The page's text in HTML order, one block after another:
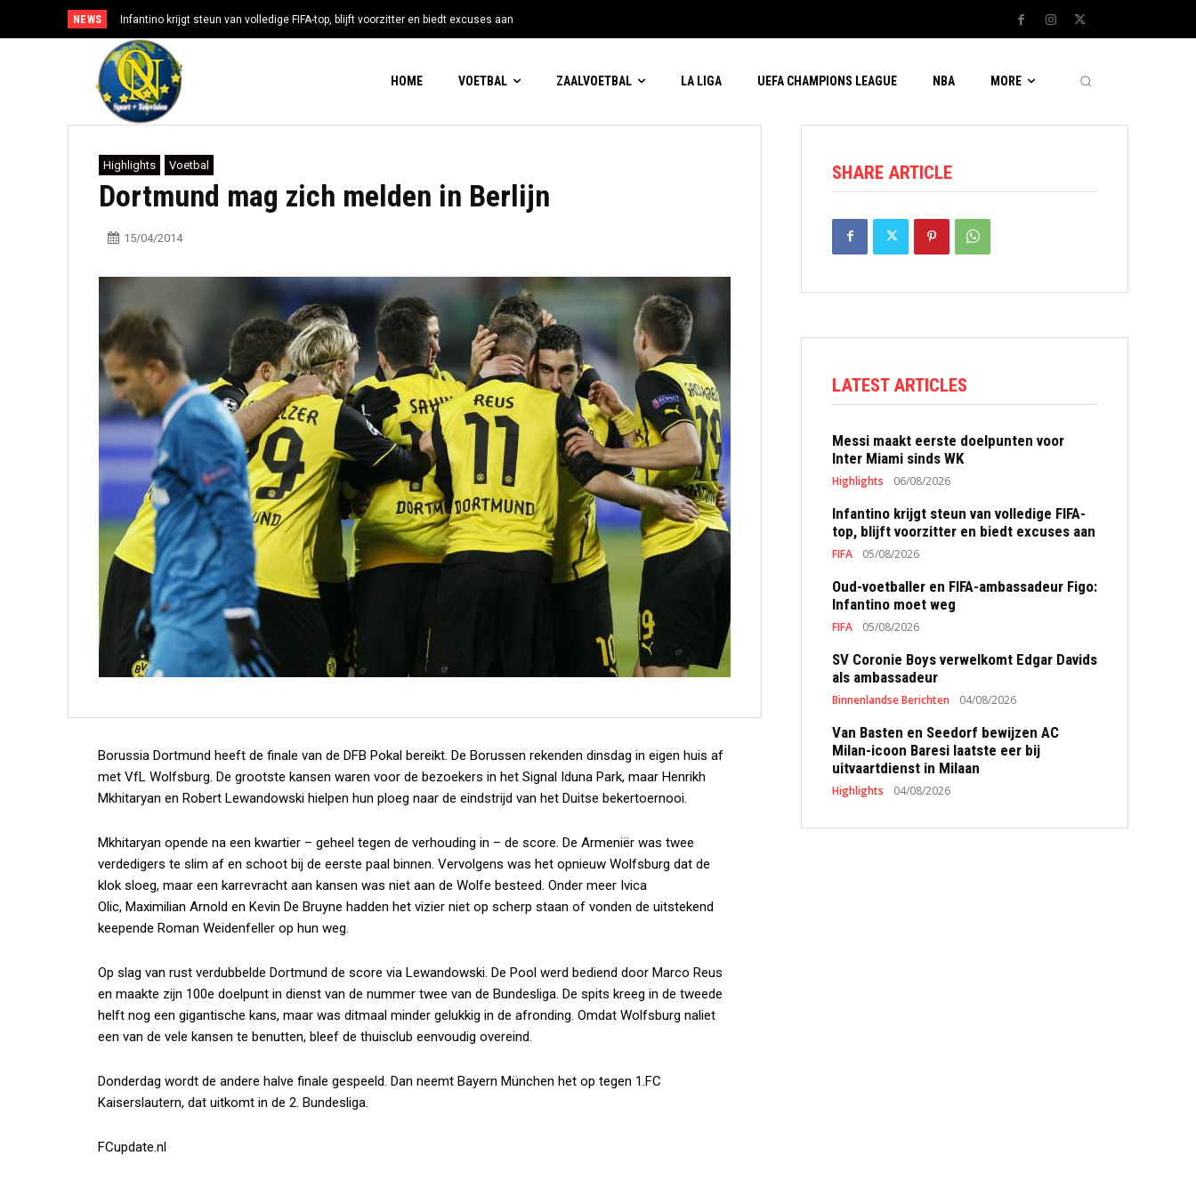
NEWS Infantino krijgt steun van volledige FIFA-top, blijft voorzitter en biedt excuses aan
HOME VOETBAL ZAALVOETBAL LA LIGA UEFA CHAMPIONS LEAGUE NBA MORE
Highlights Voetbal
Dortmund mag zich melden in Berlijn
15/04/2014
Borussia Dortmund heeft de finale van de DFB Pokal bereikt. De Borussen rekenden dinsdag in eigen huis af
met VfL Wolfsburg. De grootste kansen waren voor de bezoekers in het Signal Iduna Park, maar Henrikh
Mkhitaryan en Robert Lewandowski hielpen hun ploeg naar de eindstrijd van het Duitse bekertoernooi.
Mkhitaryan opende na een kwartier – geheel tegen de verhouding in – de score. De Armeniër was twee
verdedigers te slim af en schoot bij de eerste paal binnen. Vervolgens was het opnieuw Wolfsburg dat de
klok sloeg, maar een karrevracht aan kansen was niet aan de Wolfe besteed. Onder meer Ivica
Olic, Maximilian Arnold en Kevin De Bruyne hadden het vizier niet op scherp staan of vonden de uitstekend
keepende Roman Weidenfeller op hun weg.
Op slag van rust verdubbelde Dortmund de score via Lewandowski. De Pool werd bediend door Marco Reus
en maakte zijn 100e doelpunt in dienst van de nummer twee van de Bundesliga. De spits kreeg in de tweede
helft nog een gigantische kans, maar was ditmaal minder gelukkig in de afronding. Omdat Wolfsburg naliet
een van de vele kansen te benutten, bleef de thuisclub eenvoudig overeind.
Donderdag wordt de andere halve finale gespeeld. Dan neemt Bayern München het op tegen 1.FC
Kaiserslautern, dat uitkomt in de 2. Bundesliga.
FCupdate.nl
SHARE ARTICLE
LATEST ARTICLES
Messi maakt eerste doelpunten voor
Inter Miami sinds WK
Highlights 06/08/2026
Infantino krijgt steun van volledige FIFA-
top, blijft voorzitter en biedt excuses aan
FIFA 05/08/2026
Oud-voetballer en FIFA-ambassadeur Figo:
Infantino moet weg
FIFA 05/08/2026
SV Coronie Boys verwelkomt Edgar Davids
als ambassadeur
Binnenlandse Berichten 04/08/2026
Van Basten en Seedorf bewijzen AC
Milan-icoon Baresi laatste eer bij
uitvaartdienst in Milaan
Highlights 04/08/2026